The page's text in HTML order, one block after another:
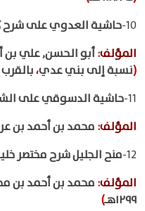
10- حاشية العدوي على شرح
المؤلف:أبو الحسن, علي
(نسبة إلى بني عدي،
11- حاشية الدسوقي على
المؤلف: محمد بن أحمد بن
12- منح الجليل شرح مختصر
المؤلف: محمد بن أحمد بن
١٢٩٩هـ
)